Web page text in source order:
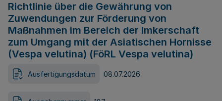
Richtlinie über die Gewährung von
Zuwendungen zur Förderung von
Maßnahmen im Bereich der Imkerschaft
zum Umgang mit der Asiatischen Hornisse
(Vespa velutina) (FöRL Vespa velutina)
Ausfertigungsdatum 08.07.2026